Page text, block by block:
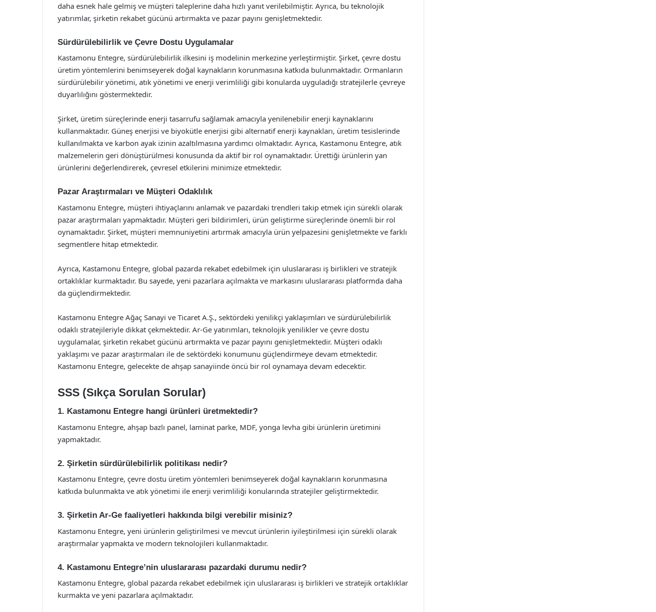
daha esnek hale gelmiş ve müşteri taleplerine daha hızlı yanıt verilebilmiştir. Ayrıca, bu teknolojik
yatırımlar, şirketin rekabet gücünü artırmakta ve pazar payını genişletmektedir.
Sürdürülebilirlik ve Çevre Dostu Uygulamalar
Kastamonu Entegre, sürdürülebilirlik ilkesini iş modelinin merkezine yerleştirmiştir. Şirket, çevre dostu
üretim yöntemlerini benimseyerek doğal kaynakların korunmasına katkıda bulunmaktadır. Ormanların
sürdürülebilir yönetimi, atık yönetimi ve enerji verimliliği gibi konularda uyguladığı stratejilerle çevreye
duyarlılığını göstermektedir.
Şirket, üretim süreçlerinde enerji tasarrufu sağlamak amacıyla yenilenebilir enerji kaynaklarını
kullanmaktadır. Güneş enerjisi ve biyokütle enerjisi gibi alternatif enerji kaynakları, üretim tesislerinde
kullanılmakta ve karbon ayak izinin azaltılmasına yardımcı olmaktadır. Ayrıca, Kastamonu Entegre, atık
malzemelerin geri dönüştürülmesi konusunda da aktif bir rol oynamaktadır. Ürettiği ürünlerin yan
ürünlerini değerlendirerek, çevresel etkilerini minimize etmektedir.
Pazar Araştırmaları ve Müşteri Odaklılık
Kastamonu Entegre, müşteri ihtiyaçlarını anlamak ve pazardaki trendleri takip etmek için sürekli olarak
pazar araştırmaları yapmaktadır. Müşteri geri bildirimleri, ürün geliştirme süreçlerinde önemli bir rol
oynamaktadır. Şirket, müşteri memnuniyetini artırmak amacıyla ürün yelpazesini genişletmekte ve farklı
segmentlere hitap etmektedir.
Ayrıca, Kastamonu Entegre, global pazarda rekabet edebilmek için uluslararası iş birlikleri ve stratejik
ortaklıklar kurmaktadır. Bu sayede, yeni pazarlara açılmakta ve markasını uluslararası platformda daha
da güçlendirmektedir.
Kastamonu Entegre Ağaç Sanayi ve Ticaret A.Ş., sektördeki yenilikçi yaklaşımları ve sürdürülebilirlik
odaklı stratejileriyle dikkat çekmektedir. Ar-Ge yatırımları, teknolojik yenilikler ve çevre dostu
uygulamalar, şirketin rekabet gücünü artırmakta ve pazar payını genişletmektedir. Müşteri odaklı
yaklaşımı ve pazar araştırmaları ile de sektördeki konumunu güçlendirmeye devam etmektedir.
Kastamonu Entegre, gelecekte de ahşap sanayiinde öncü bir rol oynamaya devam edecektir.
SSS (Sıkça Sorulan Sorular)
1. Kastamonu Entegre hangi ürünleri üretmektedir?
Kastamonu Entegre, ahşap bazlı panel, laminat parke, MDF, yonga levha gibi ürünlerin üretimini
yapmaktadır.
2. Şirketin sürdürülebilirlik politikası nedir?
Kastamonu Entegre, çevre dostu üretim yöntemleri benimseyerek doğal kaynakların korunmasına
katkıda bulunmakta ve atık yönetimi ile enerji verimliliği konularında stratejiler geliştirmektedir.
3. Şirketin Ar-Ge faaliyetleri hakkında bilgi verebilir misiniz?
Kastamonu Entegre, yeni ürünlerin geliştirilmesi ve mevcut ürünlerin iyileştirilmesi için sürekli olarak
araştırmalar yapmakta ve modern teknolojileri kullanmaktadır.
4. Kastamonu Entegre’nin uluslararası pazardaki durumu nedir?
Kastamonu Entegre, global pazarda rekabet edebilmek için uluslararası iş birlikleri ve stratejik ortaklıklar
kurmakta ve yeni pazarlara açılmaktadır.